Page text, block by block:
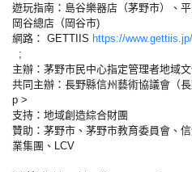
遊玩指南：島谷樂器店（茅野市）、
岡谷總店（岡谷市)
網路： GETTIIS https://www.gettiis.jp/
;
主辦：茅野市民中心指定管理者地域
共同主辦：長野縣信州藝術協議會（長
p >
支持：地域創造綜合財團
贊助：茅野市、茅野市教育委員會、
業集團、LCV